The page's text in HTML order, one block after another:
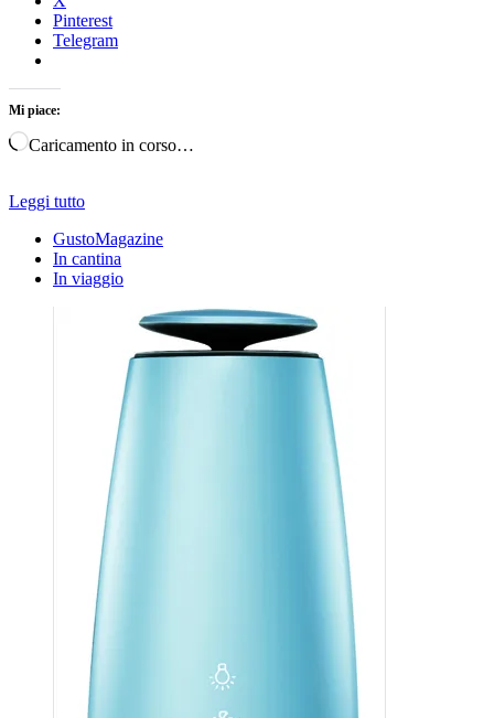
Pinterest
Telegram
Mi piace:
Caricamento in corso…
Leggi tutto
GustoMagazine
In cantina
In viaggio